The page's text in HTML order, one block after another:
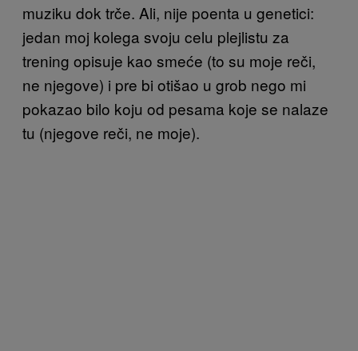
muziku dok trče. Ali, nije poenta u genetici:
jedan moj kolega svoju celu plejlistu za
trening opisuje kao smeće (to su moje reči,
ne njegove) i pre bi otišao u grob nego mi
pokazao bilo koju od pesama koje se nalaze
tu (njegove reči, ne moje).